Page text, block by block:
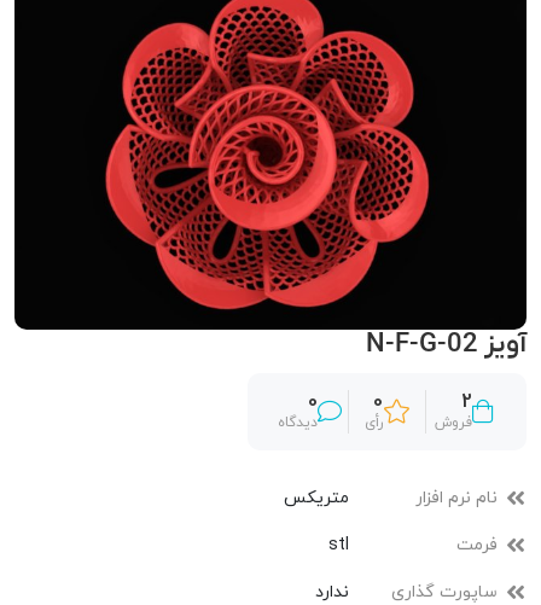
آویز N-F-G-02
2
فروش
0
رأی
0
دیدگاه
نام نرم افزار متریکس
فرمت stl
ساپورت گذاری ندارد